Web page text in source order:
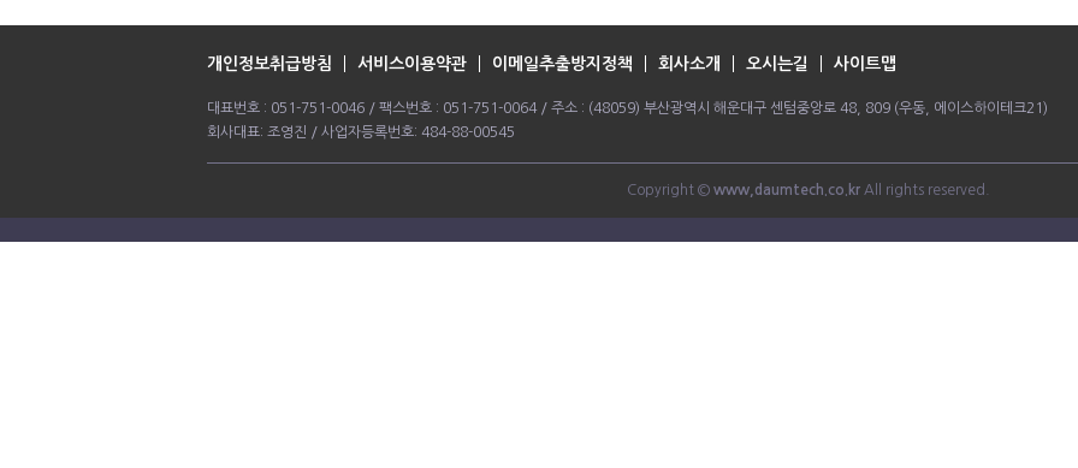
개인정보취급방침 서비스이용약관 이메일추출방지정책 회사소개 오시는길 사이트맵
대표번호 : 051-751-0046 / 팩스번호 : 051-751-0064 / 주소 : (48059) 부산광역시 해운대구 센텀중앙로 48, 809 (우동, 에이스하이테크21)
회사대표: 조영진 / 사업자등록번호: 484-88-00545
Copyright © www,daumtech.co.kr All rights reserved.